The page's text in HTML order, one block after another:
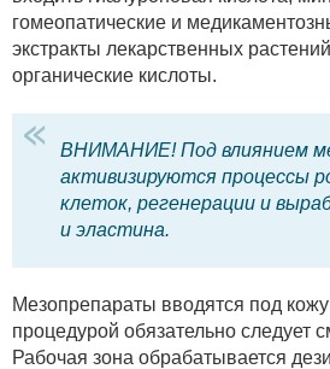
гомеопатические и
экстракты лекарственных
органические кислоты.
ВНИМАНИЕ! Под влиянием
активизируются процессы
клеток, регенерации и
и эластина.
Мезопрепараты вводятся под
процедурой обязательно следует
Рабочая зона обрабатывается